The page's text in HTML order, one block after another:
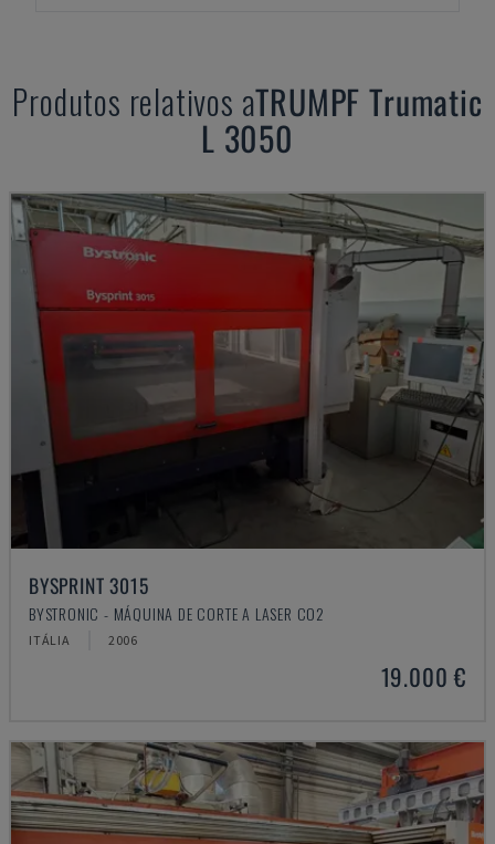
Produtos relativos aTRUMPF Trumatic
L 3050
BYSPRINT 3015
BYSTRONIC - MÁQUINA DE CORTE A LASER CO2
ITÁLIA 2006
19.000 €